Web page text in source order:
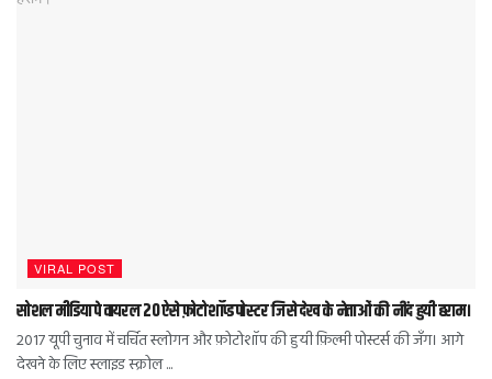
VIRAL POST
सोशल मीडिया पे वायरल 20 ऐसे फ़ोटोशॉप्ड पोस्टर जिसे देख के नेताओं की नींद हुयी हराम।
2017 यूपी चुनाव में चर्चित स्लोगन और फ़ोटोशॉप की हुयी फ़िल्मी पोस्टर्स की जँग। आगे
देखने के लिए स्लाइड स्क्रोल ...